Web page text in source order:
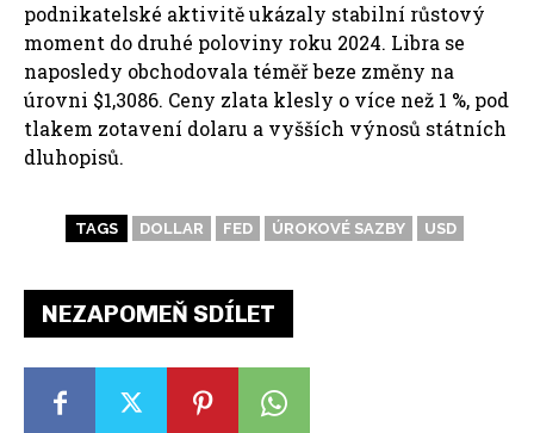
podnikatelské aktivitě ukázaly stabilní růstový
moment do druhé poloviny roku 2024. Libra se
naposledy obchodovala téměř beze změny na
úrovni $1,3086. Ceny zlata klesly o více než 1 %, pod
tlakem zotavení dolaru a vyšších výnosů státních
dluhopisů.
TAGS DOLLAR FED ÚROKOVÉ SAZBY USD
NEZAPOMEŇ SDÍLET